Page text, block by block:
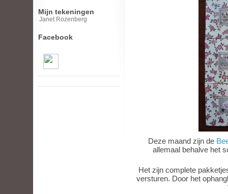
Mijn tekeningen
Janet Rozenberg
Facebook
Deze maand zijn de
allemaal behalve het
Het zijn complete
versturen. Door het